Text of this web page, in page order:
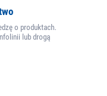
o produktach.
lub drogą